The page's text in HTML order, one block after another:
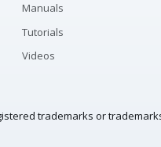
Manuals
Tutorials
Videos
trademarks or